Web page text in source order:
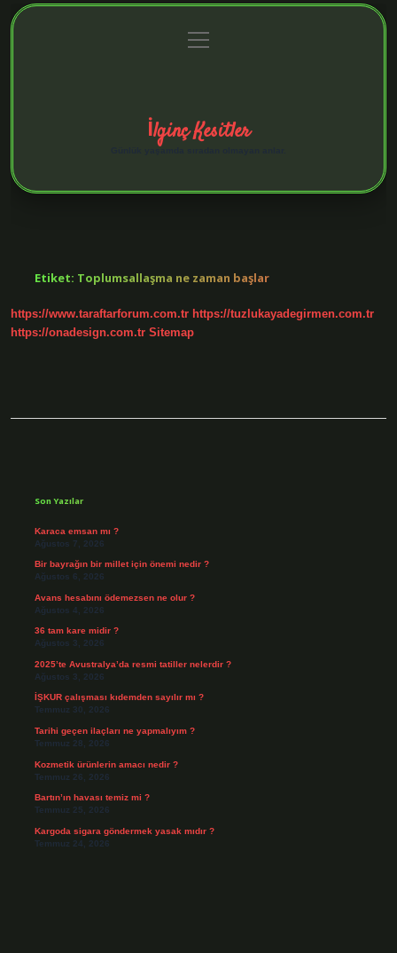
Gizlilik Politikası
menüyü
aç
İlginç Kesitler
Etiket: Toplumsallaşma ne zaman başlar
https://www.taraftarforum.com.tr https://tuzlukayadegirmen.com.tr
https://onadesign.com.tr Sitemap
Son Yazılar
Karaca emsan mı ?
Ağustos 7, 2026
Bir bayrağın bir millet için önemi nedir ?
Ağustos 6, 2026
Avans hesabını ödemezsen ne olur ?
Ağustos 4, 2026
36 tam kare midir ?
Ağustos 3, 2026
2025’te Avustralya’da resmi tatiller nelerdir ?
Ağustos 3, 2026
İŞKUR çalışması kıdemden sayılır mı ?
Temmuz 30, 2026
Tarihi geçen ilaçları ne yapmalıyım ?
Temmuz 28, 2026
Kozmetik ürünlerin amacı nedir ?
Temmuz 26, 2026
Bartın’ın havası temiz mi ?
Temmuz 25, 2026
Kargoda sigara göndermek yasak mıdır ?
Temmuz 24, 2026